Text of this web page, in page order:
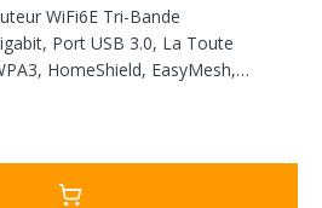
WiFi6E Tri-Bande
Port USB 3.0, La Toute
HomeShield, EasyMesh,
avec Alexa